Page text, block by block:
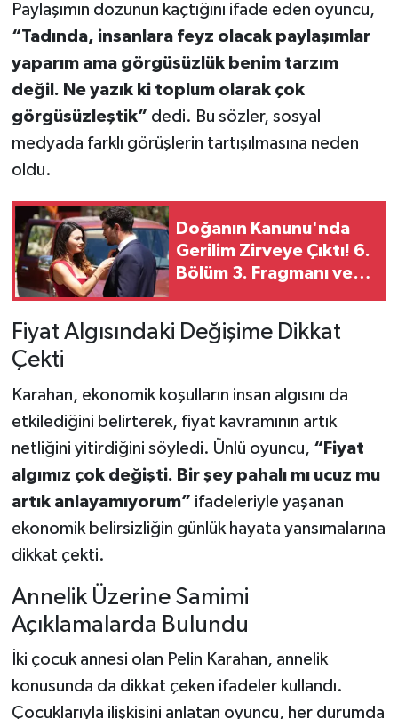
Paylaşımın dozunun kaçtığını ifade eden oyuncu,
“Tadında, insanlara feyz olacak paylaşımlar
yaparım ama görgüsüzlük benim tarzım
değil. Ne yazık ki toplum olarak çok
görgüsüzleştik” dedi. Bu sözler, sosyal
medyada farklı görüşlerin tartışılmasına neden
oldu.
Doğanın Kanunu'nda
Gerilim Zirveye Çıktı! 6.
Bölüm 3. Fragmanı ve
Oldu
Fiyat Algısındaki Değişime Dikkat
Çekti
Karahan, ekonomik koşulların insan algısını da
etkilediğini belirterek, fiyat kavramının artık
netliğini yitirdiğini söyledi. Ünlü oyuncu, “Fiyat
algımız çok değişti. Bir şey pahalı mı ucuz mu
artık anlayamıyorum” ifadeleriyle yaşanan
ekonomik belirsizliğin günlük hayata yansımalarına
dikkat çekti.
Annelik Üzerine Samimi
Açıklamalarda Bulundu
İki çocuk annesi olan Pelin Karahan, annelik
konusunda da dikkat çeken ifadeler kullandı.
Çocuklarıyla ilişkisini anlatan oyuncu, her durumda